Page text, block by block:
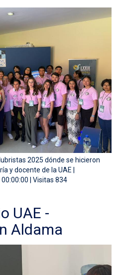
2025 dónde se hicieron
y docente de la UAE |
| Visitas 834
UAE -
Aldama